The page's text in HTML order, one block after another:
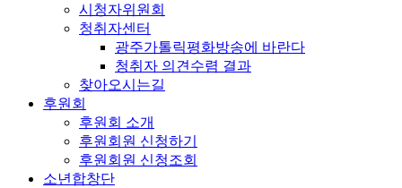
시청자위원회
청취자센터
광주가톨릭평화방송에 바란다
청취자 의견수렴 결과
찾아오시는길
후원회
후원회 소개
후원회원 신청하기
후원회원 신청조회
소년합창단